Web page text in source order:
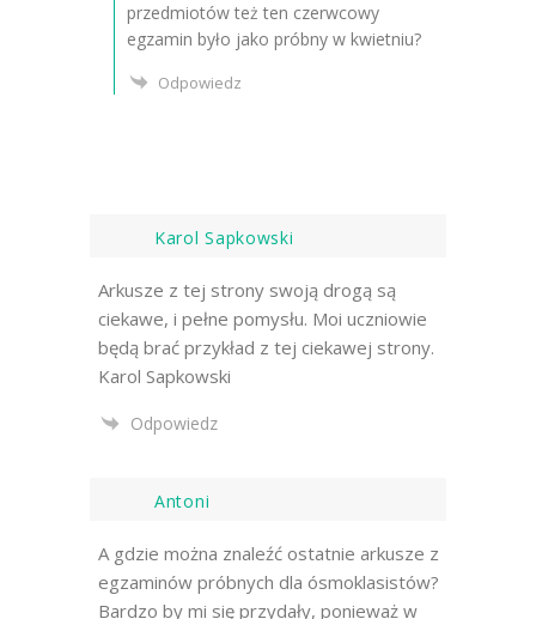
przedmiotów też ten czerwcowy
egzamin było jako próbny w kwietniu?
Odpowiedz
Karol Sapkowski
Arkusze z tej strony swoją drogą są
ciekawe, i pełne pomysłu. Moi uczniowie
będą brać przykład z tej ciekawej strony.
Karol Sapkowski
Odpowiedz
Antoni
A gdzie można znaleźć ostatnie arkusze z
egzaminów próbnych dla ósmoklasistów?
Bardzo by mi się przydały, ponieważ w